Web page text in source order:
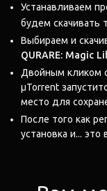
Устанавливаем
будем скачивать
Выбираем и
QURARE: Magic
Двойным кликом
μTorrent
место для
После того как
установка и... это